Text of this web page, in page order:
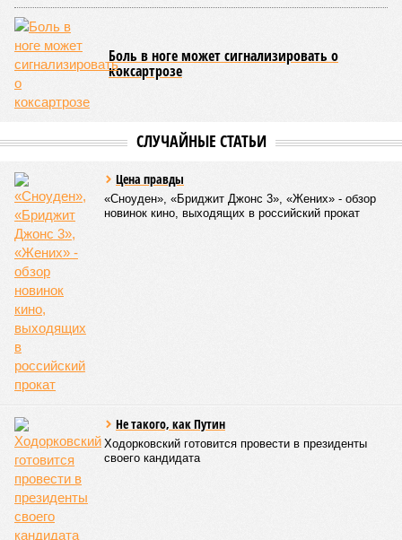
предпосылки для развития рака». То есть получается, что,
какие бы антивозрастные процедуры вы ни проводили, как
бы ни пытались замедлить старение, устраняя его
причины, всё равно ничего не выйдет – мутации возьмут
своё.
Цифры
продолжительности жизни из всех стран стало
Княжество Монако. В общем-то, неудивительно с
учётом богатства и благополучия этого крохотного
клочка суши. Но второе место удивляет – оно,
оказывается, за Гонконгом. Если в Монако
большинство доживают до 87 лет, то в Гонконге – до
85 с копейками. «Бронза» за Японией – почти 85 лет.
Далее следуют Южная Корея, Швейцария и Австралия.
Средняя продолжительность жизни в России – 74,2
года, от лидеров рейтинга мы очень далеки. Впрочем,
Владимир Путин поставил задачу, чтобы к 2030 году
эта цифра выросла до 78 лет, а к 2036 году – до 81
Эта железная печень
В своём новейшем исследовании, опубликованном в NPJ
Aging, группа учёных из Сколковского института науки и
технологий во главе с доктором биологических наук
Екатериной Храмеевой